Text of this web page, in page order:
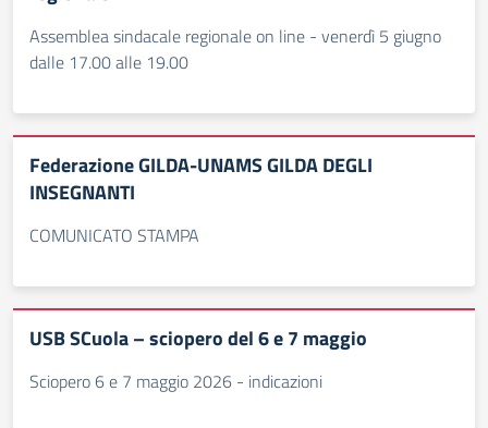
Assemblea sindacale regionale on line - venerdì 5 giugno
dalle 17.00 alle 19.00
Federazione GILDA-UNAMS GILDA DEGLI
INSEGNANTI
COMUNICATO STAMPA
USB SCuola – sciopero del 6 e 7 maggio
Sciopero 6 e 7 maggio 2026 - indicazioni